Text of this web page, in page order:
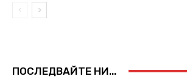
ПОСЛЕДВАЙТЕ НИ...